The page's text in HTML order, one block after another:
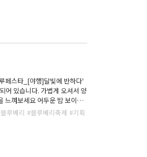
. 카카오톡채널 채팅 👉
루베리 #블루베리축제 #기획